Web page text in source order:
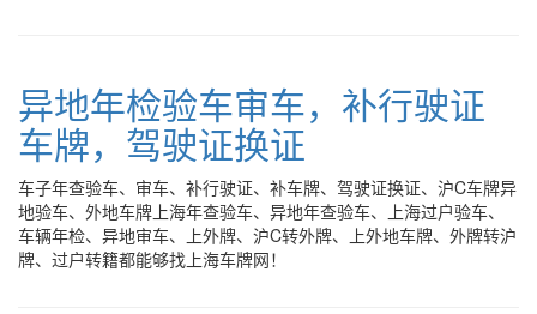
异地年检验车审车，补行驶证
车牌，驾驶证换证
车子年查验车、审车、补行驶证、补车牌、驾驶证换证、沪C车牌异
地验车、外地车牌上海年查验车、异地年查验车、上海过户验车、
车辆年检、异地审车、上外牌、沪C转外牌、上外地车牌、外牌转沪
牌、过户转籍都能够找上海车牌网！